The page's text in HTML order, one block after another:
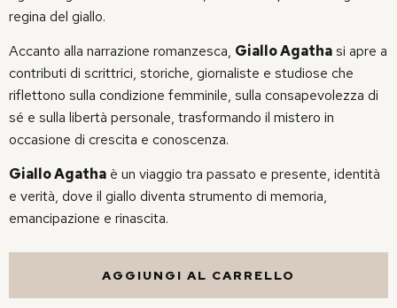
regina del giallo.
Accanto alla narrazione romanzesca, Giallo Agathasi apre a
contributi di scrittrici, storiche, giornaliste e studiose che
riflettono sulla condizione femminile, sulla consapevolezza di
sé e sulla libertà personale, trasformando il mistero in
occasione di crescita e conoscenza.
Giallo Agatha è un viaggio tra passato e presente, identità
e verità, dove il giallo diventa strumento di memoria,
emancipazione e rinascita.
AGGIUNGI AL CARRELLO